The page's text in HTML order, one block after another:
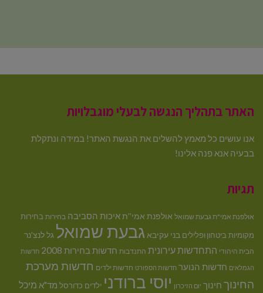
האתר בתהליך הנגשה לבעלי מוגבלויות
אנו עושים כל מאמץ להשלים את הנגשת האתר! במידה ונתקלת
בבעיה אנא פנה אלינו!
תגיות
אולפנת אמי"ת גבעת שמואל אולפנת אמי''תאיכות הסביבה בחירות בחירות
מקומיותביטחון ופלילים בני עקיבא גבעת שמואל גל לנצ'נר
הבית היהודי התחדשות עירונית התנדבות חדשות בחירות 2008 חדשות
הגמלאים חדשות הנוער חדשות הספורט חדשות ילדים חדשות מערכת
החינוך חינוך יום הזיכרון יוסי ברודני ילדים כדורסל מד"א מיכל